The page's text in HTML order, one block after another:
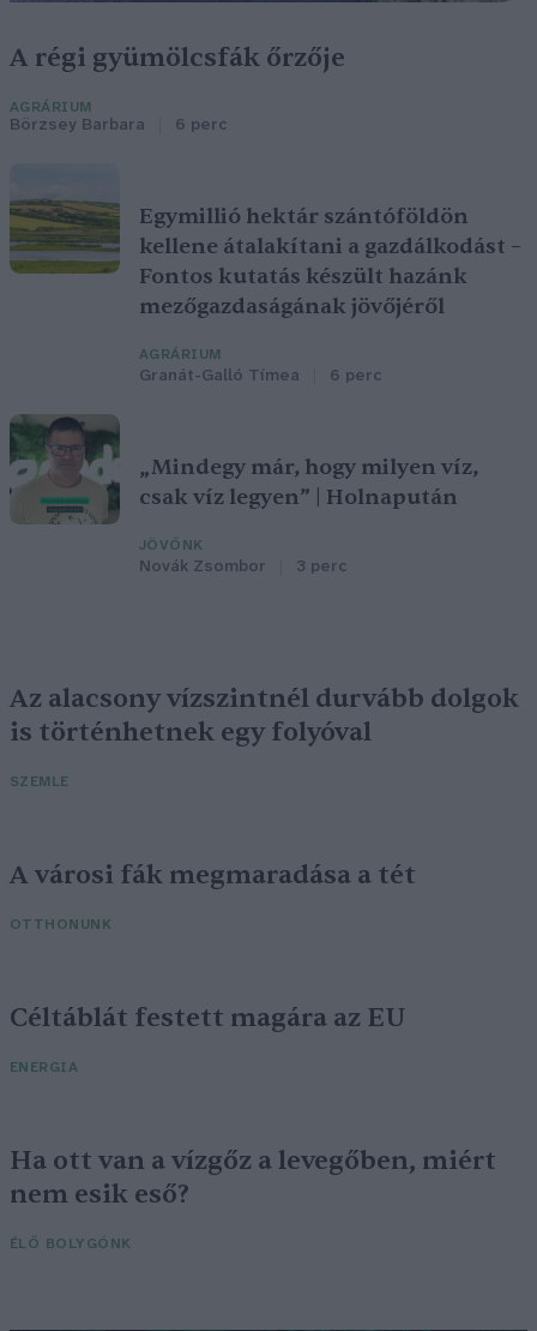
A régi gyümölcsfák őrzője
AGRÁRIUM
Börzsey Barbara 6 perc
Egymillió hektár szántóföldön
kellene átalakítani a gazdálkodást –
Fontos kutatás készült hazánk
mezőgazdaságának jövőjéről
AGRÁRIUM
Granát-Galló Tímea 6 perc
„Mindegy már, hogy milyen víz,
csak víz legyen” | Holnapután
JÖVŐNK
Novák Zsombor 3 perc
Az alacsony vízszintnél durvább dolgok
is történhetnek egy folyóval
SZEMLE
A városi fák megmaradása a tét
OTTHONUNK
Céltáblát festett magára az EU
ENERGIA
Ha ott van a vízgőz a levegőben, miért
nem esik eső?
ÉLŐ BOLYGÓNK